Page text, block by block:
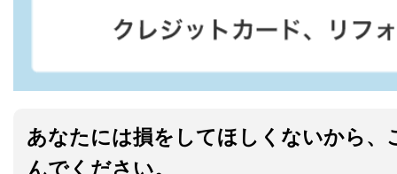
あなたには損をしてほしくないから、
んでください。